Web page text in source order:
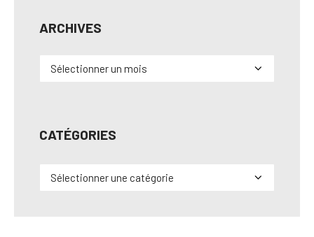
ARCHIVES
Archives
CATÉGORIES
Catégories